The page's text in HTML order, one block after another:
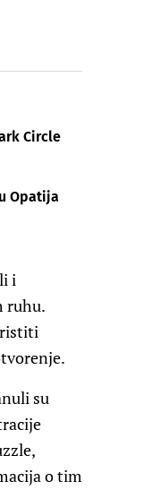
Circle
Opatija
i
ruhu.
su
o tim